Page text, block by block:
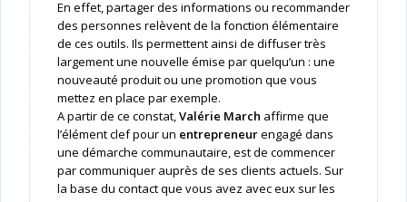
En effet, partager des informations ou recommander
des personnes relèvent de la fonction élémentaire
de ces outils. Ils permettent ainsi de diffuser très
largement une nouvelle émise par quelqu’un : une
nouveauté produit ou une promotion que vous
mettez en place par exemple.
A partir de ce constat,Valérie March affirme que
l’élément clef pour un entrepreneurengagé dans
une démarche communautaire, est de commencer
par communiquer auprès de ses clients actuels. Sur
la base du contact que vous avez avec eux sur les